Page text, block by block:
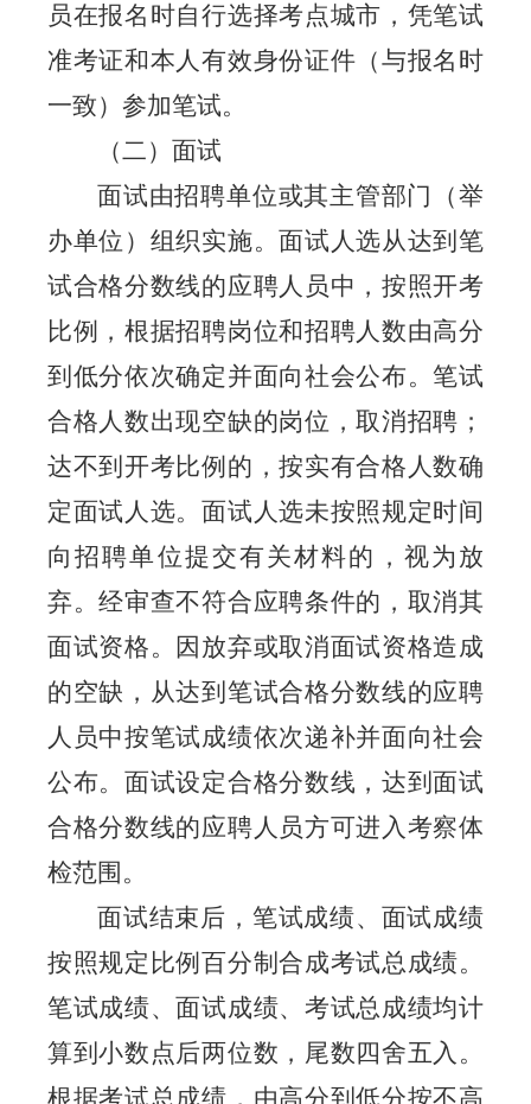
员在报名时自行选择考点城市，凭笔试
准考证和本人有效身份证件（与报名时
一致）参加笔试。
（二）面试
面试由招聘单位或其主管部门（举
办单位）组织实施。面试人选从达到笔
试合格分数线的应聘人员中，按照开考
比例，根据招聘岗位和招聘人数由高分
到低分依次确定并面向社会公布。笔试
合格人数出现空缺的岗位，取消招聘；
达不到开考比例的，按实有合格人数确
定面试人选。面试人选未按照规定时间
向招聘单位提交有关材料的，视为放
弃。经审查不符合应聘条件的，取消其
面试资格。因放弃或取消面试资格造成
的空缺，从达到笔试合格分数线的应聘
人员中按笔试成绩依次递补并面向社会
公布。面试设定合格分数线，达到面试
合格分数线的应聘人员方可进入考察体
检范围。
面试结束后，笔试成绩、面试成绩
按照规定比例百分制合成考试总成绩。
笔试成绩、面试成绩、考试总成绩均计
算到小数点后两位数，尾数四舍五入。
根据考试总成绩，由高分到低分按不高